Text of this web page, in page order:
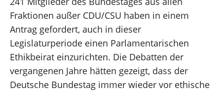
Fraktionen außer CDU/CSU haben in einem
Antrag gefordert, auch in dieser
Legislaturperiode einen Parlamentarischen
Ethikbeirat einzurichten. Die Debatten der
vergangenen Jahre hätten gezeigt, dass der
Deutsche Bundestag immer wieder vor ethische